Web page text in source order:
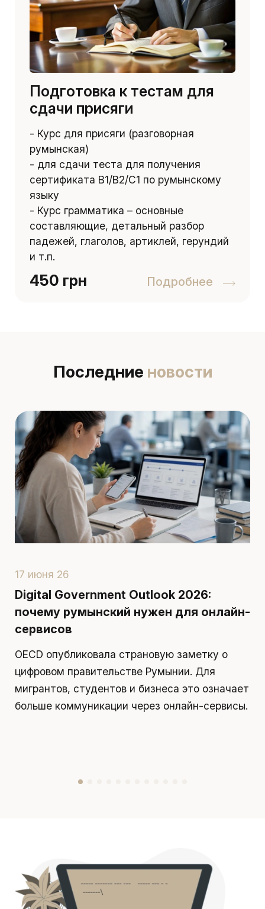
Подготовка к тестам для
сдачи присяги
- Курс для присяги (разговорная
румынская)
- для сдачи теста для получения
сертификата B1/B2/C1 по румынскому
языку
- Курс грамматика – основные
составляющие, детальный разбор
падежей, глаголов, артиклей, герундий
и т.п.
450 грн Подробнее
Последние новости
17 июня 26
Digital Government Outlook 2026:
почему румынский нужен для онлайн-
сервисов
OECD опубликовала страновую заметку о
цифровом правительстве Румынии. Для
мигрантов, студентов и бизнеса это означает
больше коммуникации через онлайн-сервисы.